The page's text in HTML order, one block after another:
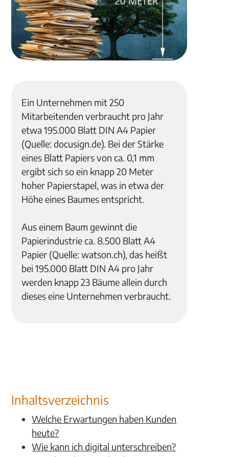
Ein Unternehmen mit 250
Mitarbeitenden verbraucht pro Jahr
etwa 195.000 Blatt DIN A4 Papier
(Quelle: docusign.de). Bei der Stärke
eines Blatt Papiers von ca. 0,1 mm
ergibt sich so ein knapp 20 Meter
hoher Papierstapel, was in etwa der
Höhe eines Baumes entspricht.
Aus einem Baum gewinnt die
Papierindustrie ca. 8.500 Blatt A4
Papier (Quelle: watson.ch), das heißt
bei 195.000 Blatt DIN A4 pro Jahr
werden knapp 23 Bäume allein durch
dieses eine Unternehmen verbraucht.
Inhaltsverzeichnis
Welche Erwartungen haben Kunden
heute?
Wie kann ich digital unterschreiben?